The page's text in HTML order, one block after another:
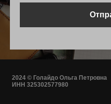
2024 © Голайдо Ольга Петровна
ИНН 325302577980